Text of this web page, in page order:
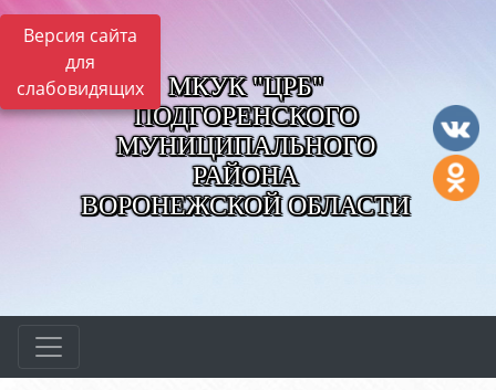
Версия сайта
для
слабовидящих
МКУК "ЦРБ"
ПОДГОРЕНСКОГО
МУНИЦИПАЛЬНОГО
РАЙОНА
ВОРОНЕЖСКОЙ ОБЛАСТИ